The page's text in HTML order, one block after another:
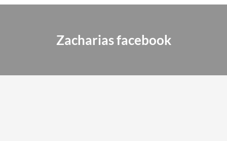
Zacharias facebook